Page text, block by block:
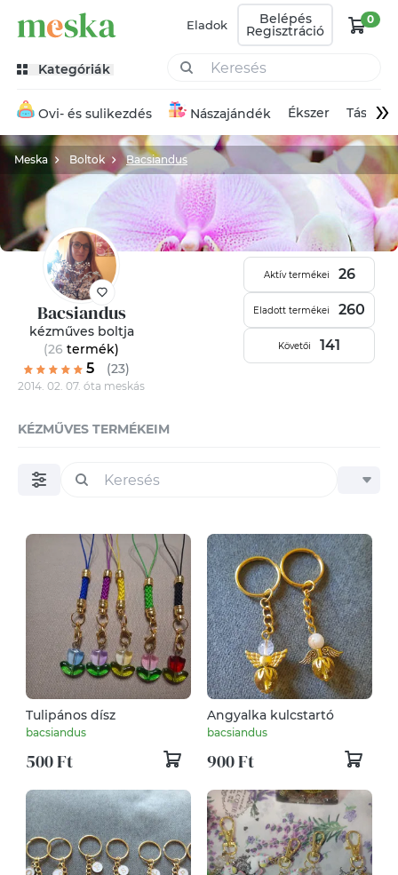
Eladok Belépés
Regisztráció
0
Kategóriák
Ovi- és sulikezdés Nászajándék Ékszer Táska»
Meska Boltok Bacsiandus
Bacsiandus
kézműves boltja
(26 termék)
5 (23)
2014. 02. 07. óta meskás
Aktív termékei 26
Eladott termékei 260
Követői 141
KÉZMŰVES TERMÉKEIM
Tulipános dísz
bacsiandus
500 Ft
Angyalka kulcstartó
bacsiandus
900 Ft